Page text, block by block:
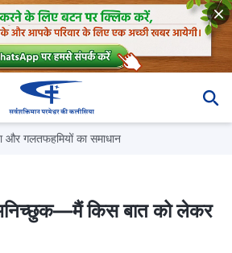
और गलतफहमियों का समाधान
किस बात को लेकर